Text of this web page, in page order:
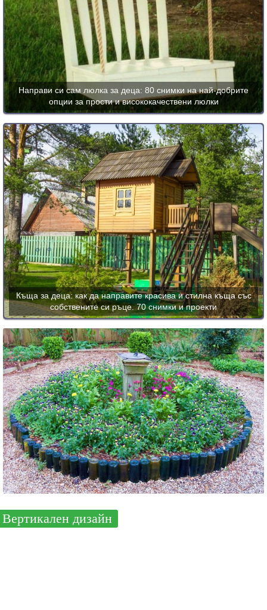
Направи си сам люлка за деца: 80 снимки на най-добрите
опции за прости и висококачествени люлки
Къща за деца: как да направите красива и стилна къща със
собствените си ръце. 70 снимки и проекти
Вертикален дизайн